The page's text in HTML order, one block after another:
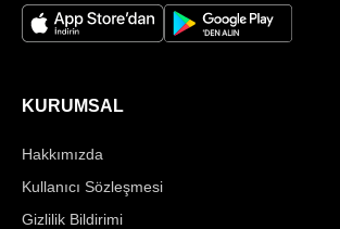
KURUMSAL
Hakkımızda
Kullanıcı Sözleşmesi
Gizlilik Bildirimi